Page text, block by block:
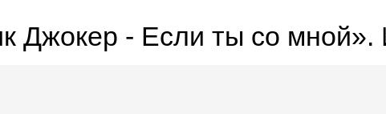
Джокер - Если ты со мной».